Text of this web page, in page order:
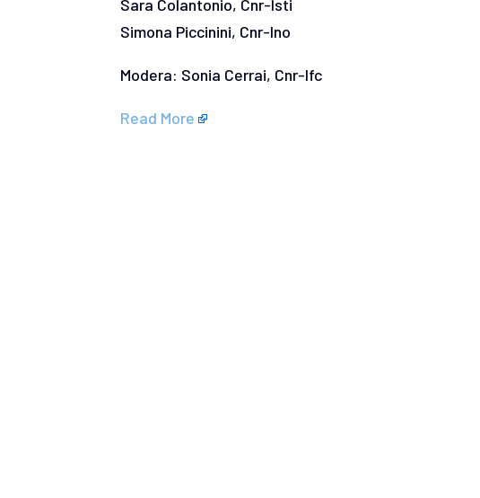
Sara Colantonio, Cnr-Isti
Simona Piccinini, Cnr-Ino
Modera: Sonia Cerrai, Cnr-Ifc
Read More